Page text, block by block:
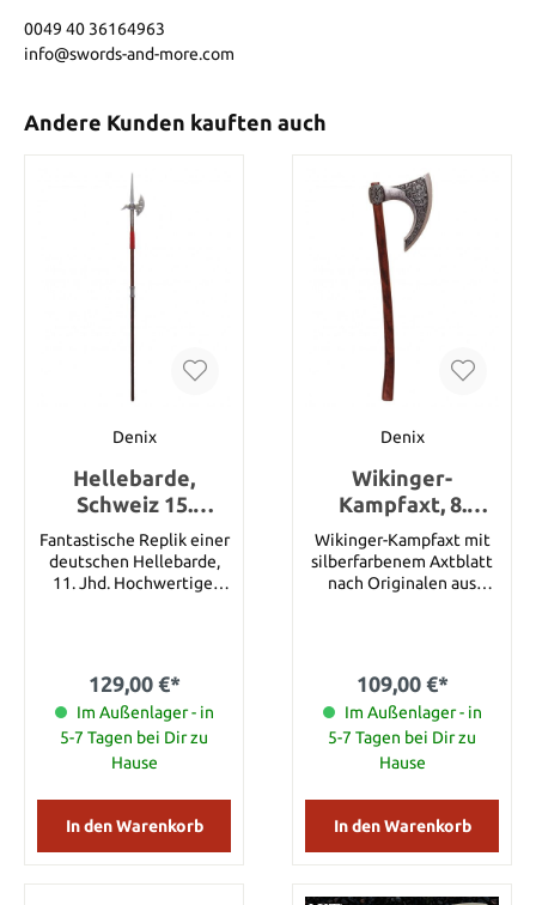
0049 40 36164963
info@swords-and-more.com
Andere Kunden kauften auch
Denix
Hellebarde,
Schweiz 15.
Jahrhundert
Fantastische Replik einer
deutschen Hellebarde,
11. Jhd. Hochwertige,
2 kg Länge: 2 m
129,00 €*
Im Außenlager - in
5-7 Tagen bei Dir zu
Hause
In den Warenkorb
Denix
Wikinger-
Kampfaxt, 8.
Jahrhundert
Wikinger-Kampfaxt mit
silberfarbenem Axtblatt
nach Originalen aus
verziert. Der Axtstiel ist
aus Holz gefertigt. Maße:
Gesamtlänge: 87cm
109,00 €*
Im Außenlager - in
5-7 Tagen bei Dir zu
Hause
In den Warenkorb